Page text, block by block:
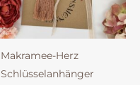
Makramee-Herz
Schlüsselanhänger